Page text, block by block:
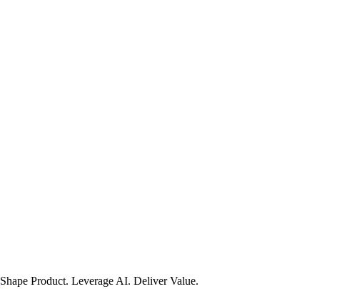
Shape Product. Leverage AI. Deliver Value.